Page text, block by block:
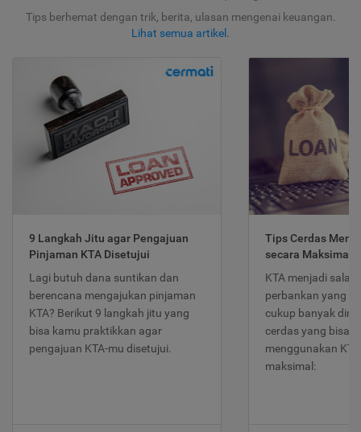
Tips berhemat dengan trik, berita, ulasan mengenai keuangan.
Lihat semua artikel .
9 Langkah Jitu agar Pengajuan
Pinjaman KTA Disetujui
Lagi butuh dana suntikan dan
berencana mengajukan pinjaman
KTA? Berikut 9 langkah jitu yang
bisa kamu praktikkan agar
pengajuan KTA-mu disetujui.
Tips Cerdas
secara Maksimal
KTA menjadi
perbankan yang
cukup banyak
cerdas yang bisa
menggunakan
maksimal: